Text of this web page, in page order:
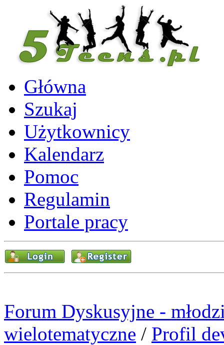
Główna
Szukaj
Użytkownicy
Kalendarz
Pomoc
Regulamin
Portale pracy
Forum Dyskusyjne -
wielotematyczne / Profil